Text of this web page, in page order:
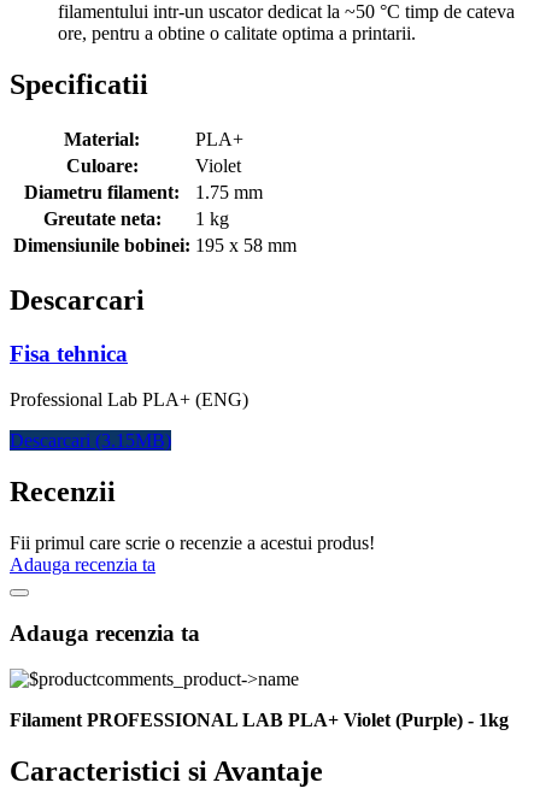
filamentului intr-un uscator dedicat la ~50 °C timp de cateva
ore, pentru a obtine o calitate optima a printarii.
Specificatii
Material:
PLA+
Culoare:
Violet
Diametru filament:
1.75 mm
Greutate neta:
1 kg
Dimensiunile bobinei: 195 x 58 mm
Descarcari
Fisa tehnica
Professional Lab PLA+ (ENG)
Descarcari (3.15MB)
Recenzii
Fii primul care scrie o recenzie a acestui produs!
Adauga recenzia ta
Adauga recenzia ta
Filament PROFESSIONAL LAB PLA+ Violet (Purple) - 1kg
Caracteristici si Avantaje